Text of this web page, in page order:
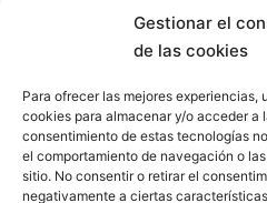
Gestionar el
de las cookies
Para ofrecer las mejores
cookies para almacenar y/o acceder a
consentimiento de estas tecnologías
el comportamiento de navegación o
sitio. No consentir o retirar el
negativamente a ciertas
FEDERACIÓN PEÑAS